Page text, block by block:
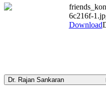
6c216f-
Download
Dr. Rajan Sankaran